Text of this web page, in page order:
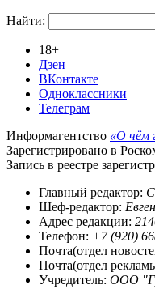
Найти:
18+
Дзен
ВКонтакте
Одноклассники
Телеграм
Информагентство «О чём
Зарегистрировано в
Запись в реестре
Главный редактор:
Шеф-редактор:
Адрес редакции:
Телефон: +7 (920)
Почта(отдел
Почта(отдел
Учредитель: ООО